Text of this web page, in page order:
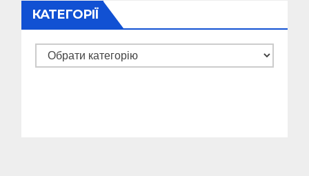
КАТЕГОРІЇ
Категорії